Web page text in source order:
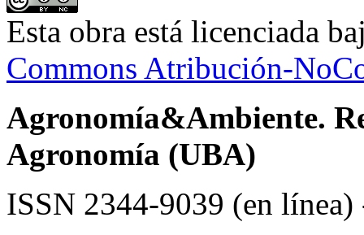
Esta obra está licenciada
Commons Atribución-
Agronomía&Ambiente.
Agronomía (UBA)
ISSN 2344-9039 (en